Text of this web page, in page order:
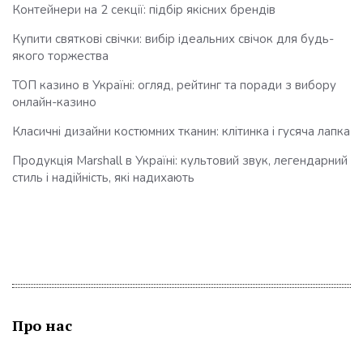
Контейнери на 2 секції: підбір якісних брендів
Купити святкові свічки: вибір ідеальних свічок для будь-
якого торжества
ТОП казино в Україні: огляд, рейтинг та поради з вибору
онлайн-казино
Класичні дизайни костюмних тканин: клітинка і гусяча лапка
Продукція Marshall в Україні: культовий звук, легендарний
стиль і надійність, які надихають
Про нас